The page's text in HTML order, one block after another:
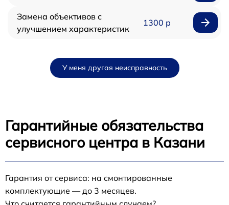
Замена объективов с
улучшением характеристик
1300 р
У меня другая неисправность
Гарантийные обязательства
сервисного центра в Казани
Гарантия от сервиса: на смонтированные
комплектующие — до 3 месяцев.